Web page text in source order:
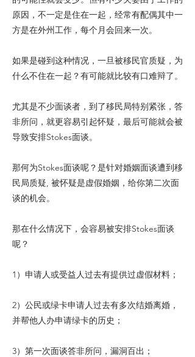
原因，不一定是住在一起，经常有配偶其中一
方是在外州工作，每个月会回来一次。
如果是碰到这种情况，一旦被移民官质疑，为
什么不住在一起？有可能就比较有口难辩了。
尤其是不少面谈者，到了移民局特别紧张，答
非所问，就更容易引起怀疑，最后可能就会被
导致安排Stokes面谈。
那何为Stokes面谈呢？是针对婚姻面谈遭到移
民局质疑, 被怀疑是虚假婚姻，给你第二次面
谈的机会。
那在什么情况下，会容易被安排Stokes面谈
呢？
1）申请人或受益人过去有提供过虚假材料；
2）公民或绿卡申请人过去有多次结婚离婚，
并帮他人办申请绿卡的历史；
3）第一次面谈答非所问，漏洞百出；